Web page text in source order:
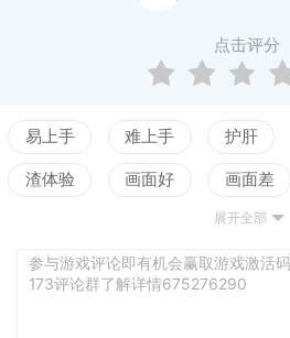
点击评分
易上手 难上手 护肝
渣体验 画面好 画面差
测试
展开全部
参与游戏评论即有机会赢取游戏激活
173评论群了解详情675276290